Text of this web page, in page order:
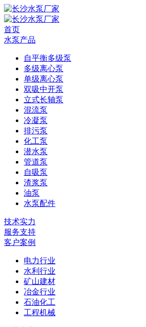
首页
水泵产品
自平衡多级泵
多级离心泵
单级离心泵
双吸中开泵
立式长轴泵
混流泵
冷凝泵
排污泵
化工泵
潜水泵
管道泵
自吸泵
渣浆泵
油泵
水泵配件
技术实力
服务支持
客户案例
电力行业
水利行业
矿山建材
冶金行业
石油化工
工程机械